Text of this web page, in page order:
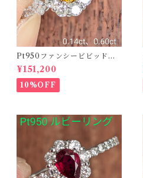
Pt950ファンシービビッドオ
レンジィイエローダイヤリン
グ D 0.144ct D 0.60ct【PR
O208782】
¥151,200
10%OFF